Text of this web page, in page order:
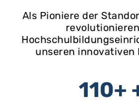
Als Pioniere der
unseren innovativen
110+